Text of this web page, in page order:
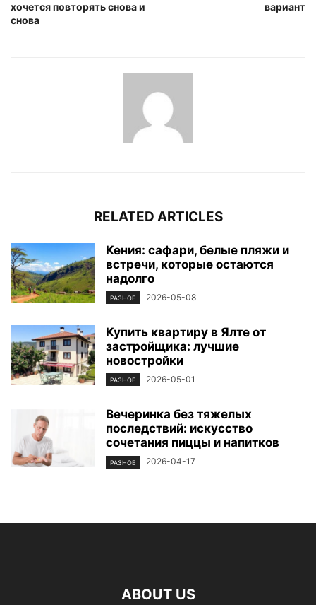
хочется повторять снова и
снова
вариант
RELATED ARTICLES
Кения: сафари, белые пляжи и
встречи, которые остаются
надолго
РАЗНОЕ 2026-05-08
Купить квартиру в Ялте от
застройщика: лучшие
новостройки
РАЗНОЕ 2026-05-01
Вечеринка без тяжелых
последствий: искусство
сочетания пиццы и напитков
РАЗНОЕ 2026-04-17
ABOUT US